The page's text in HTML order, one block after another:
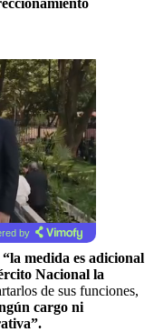
by
medida es adicional
Nacional la
de sus funciones,
cargo ni